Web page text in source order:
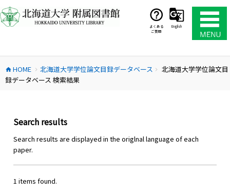
ン
テ
ス
キ
よくある
ご質問
English
home HOME chevron_right 北海道大学学位論文目録データベース chevron_right
北海道大学学位論文目
録データベース 検索結果
Search results
Search results are displayed in the origlnal language of each
paper.
1 items found.